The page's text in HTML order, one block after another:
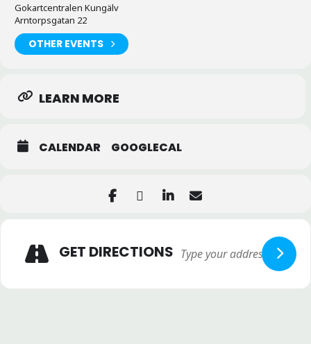
Gokartcentralen Kungälv
Arntorpsgatan 22
OTHER EVENTS
LEARN MORE
CALENDAR GOOGLECAL
GET DIRECTIONS